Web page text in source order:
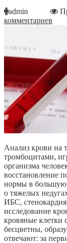
admin
комментариев
Анализ крови на
тромбоцитами,
организма
восстановление
нормы в большую
о тяжелых
ИБС,
исследование
кровяные клетки
бесцветны,
отвечают: за